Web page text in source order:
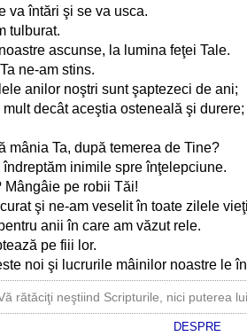
va întări şi se va usca.
tulburat.
ascunse, la lumina feţei Tale.
ne-am stins.
anilor noştri sunt şaptezeci de ani;
decât aceştia osteneală şi durere;
mânia Ta, după temerea de Tine?
inimile spre înţelepciune.
Mângâie pe robii Tăi!
şi ne-am veselit în toate zilele
anii în care am văzut rele.
pe fiii lor.
noi şi lucrurile mâinilor noastre le
rătăciţi neştiind Scripturile, nici puterea
DESPRE